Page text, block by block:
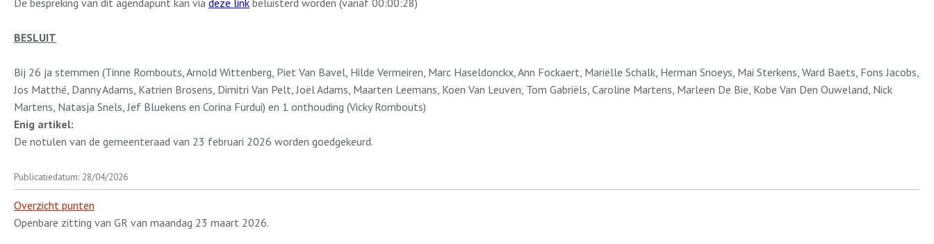
De bespreking van dit agendapunt kan via deze link beluisterd worden (vanaf 00:00:28)
BESLUIT
Bij 26 ja stemmen (Tinne Rombouts, Arnold Wittenberg, Piet Van Bavel, Hilde Vermeiren, Marc Haseldonckx, Ann Fockaert, Mariëlle Schalk, Herman Snoeys, Mai Sterkens, Ward Baets, Fons Jacobs,
Jos Matthé, Danny Adams, Katrien Brosens, Dimitri Van Pelt, Joël Adams, Maarten Leemans, Koen Van Leuven, Tom Gabriëls, Caroline Martens, Marleen De Bie, Kobe Van Den Ouweland, Nick
Martens, Natasja Snels, Jef Bluekens en Corina Furdui) en 1 onthouding (Vicky Rombouts)
Enig artikel:
De notulen van de gemeenteraad van 23 februari 2026 worden goedgekeurd.
Publicatiedatum: 28/04/2026
Overzicht punten
Openbare zitting van GR van maandag 23 maart 2026.